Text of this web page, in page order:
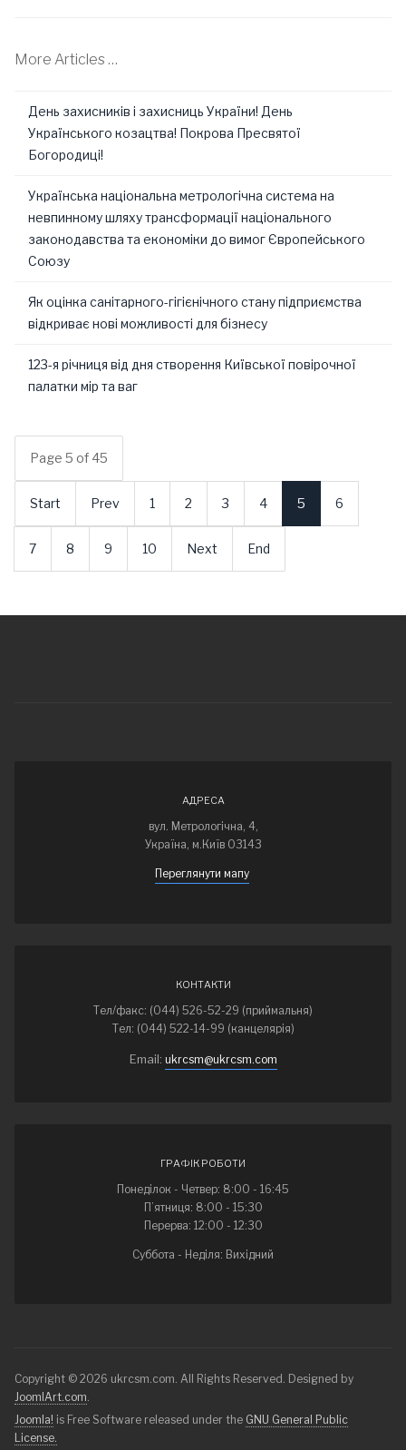
More Articles …
День захисників і захисниць України! День
Українського козацтва! Покрова Пресвятої
Богородиці!
Українська національна метрологічна система на
невпинному шляху трансформації національного
законодавства та економіки до вимог Європейського
Союзу
Як оцінка санітарного-гігієнічного стану підприємства
відкриває нові можливості для бізнесу
123-я річниця від дня створення Київської повірочної
палатки мір та ваг
Page 5 of 45
Start Prev 1 2 3 4 5 6
7 8 9 10 Next End
АДРЕСА
вул. Метрологічна, 4,
Україна, м.Київ 03143
Переглянути мапу
КОНТАКТИ
Тел/факс: (044) 526-52-29 (приймальня)
Тел: (044) 522-14-99 (канцелярія)
Email: ukrcsm@ukrcsm.com
ГРАФІК РОБОТИ
Понеділок - Четвер: 8:00 - 16:45
П’ятниця: 8:00 - 15:30
Перерва: 12:00 - 12:30
Суббота - Неділя: Вихідний
Copyright © 2026 ukrcsm.com. All Rights Reserved. Designed by
JoomlArt.com
Joomla! is Free Software released under the GNU General Public
License.